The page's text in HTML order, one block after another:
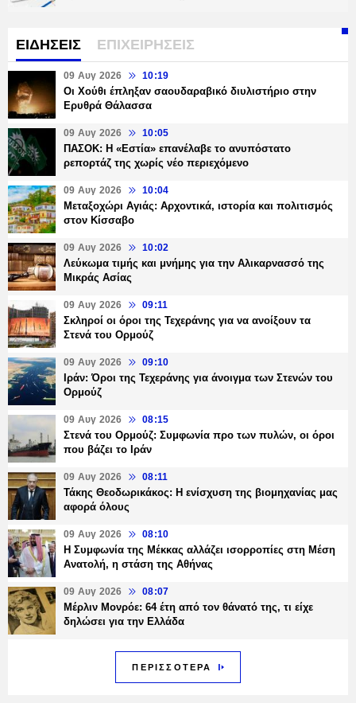
ΕΙΔΗΣΕΙΣ ΕΠΙΧΕΙΡΗΣΕΙΣ
09 Αυγ 2026 10:19
Οι Χούθι έπληξαν σαουδαραβικό διυλιστήριο στην
Ερυθρά Θάλασσα
09 Αυγ 2026 10:05
ΠΑΣΟΚ: Η «Εστία» επανέλαβε το ανυπόστατο
ρεπορτάζ της χωρίς νέο περιεχόμενο
09 Αυγ 2026 10:04
Μεταξοχώρι Αγιάς: Αρχοντικά, ιστορία και πολιτισμός
στον Κίσσαβο
09 Αυγ 2026 10:02
Λεύκωμα τιμής και μνήμης για την Αλικαρνασσό της
Μικράς Ασίας
09 Αυγ 2026 09:11
Σκληροί οι όροι της Τεχεράνης για να ανοίξουν τα
Στενά του Ορμούζ
09 Αυγ 2026 09:10
Ιράν: Όροι της Τεχεράνης για άνοιγμα των Στενών του
Ορμούζ
09 Αυγ 2026 08:15
Στενά του Ορμούζ: Συμφωνία προ των πυλών, οι όροι
που βάζει το Ιράν
09 Αυγ 2026 08:11
Τάκης Θεοδωρικάκος: Η ενίσχυση της βιομηχανίας μας
αφορά όλους
09 Αυγ 2026 08:10
Η Συμφωνία της Μέκκας αλλάζει ισορροπίες στη Μέση
Ανατολή, η στάση της Αθήνας
09 Αυγ 2026 08:07
Μέρλιν Μονρόε: 64 έτη από τον θάνατό της, τι είχε
δηλώσει για την Ελλάδα
ΠΕΡΙΣΣΟΤΕΡΑ